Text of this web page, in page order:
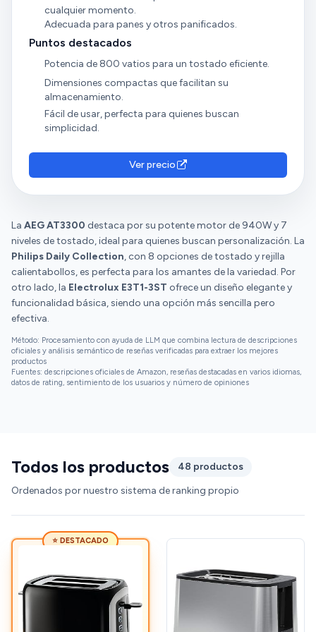
cualquier momento.
Adecuada para panes y otros panificados.
Puntos destacados
Potencia de 800 vatios para un tostado eficiente.
Dimensiones compactas que facilitan su
almacenamiento.
Fácil de usar, perfecta para quienes buscan
simplicidad.
Ver precio
La AEG AT3300 destaca por su potente motor de 940W y 7
niveles de tostado, ideal para quienes buscan personalización. La
Philips Daily Collection, con 8 opciones de tostado y rejilla
calientabollos, es perfecta para los amantes de la variedad. Por
otro lado, la Electrolux E3T1-3ST ofrece un diseño elegante y
funcionalidad básica, siendo una opción más sencilla pero
efectiva.
Método: Procesamiento con ayuda de LLM que combina lectura de descripciones
oficiales y análisis semántico de reseñas verificadas para extraer los mejores
productos
Fuentes: descripciones oficiales de Amazon, reseñas destacadas en varios idiomas,
datos de rating, sentimiento de los usuarios y número de opiniones
Todos los productos
48 productos
Ordenados por nuestro sistema de ranking propio
⭐ DESTACADO